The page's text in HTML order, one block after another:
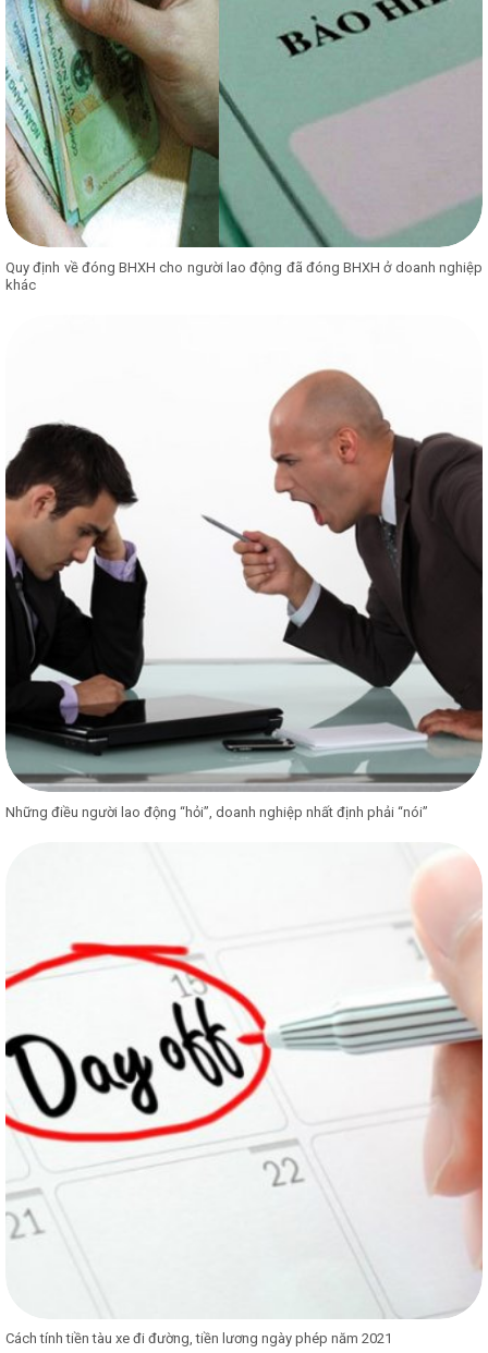
Quy định về đóng BHXH cho người lao động đã đóng BHXH ở doanh nghiệp
khác
Những điều người lao động “hỏi”, doanh nghiệp nhất định phải “nói”
Cách tính tiền tàu xe đi đường, tiền lương ngày phép năm 2021